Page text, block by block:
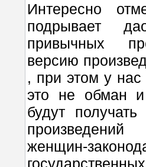
Интересно
подрывает
привычных
версию
, при этом у нас
это не обман и
будут
женщин-